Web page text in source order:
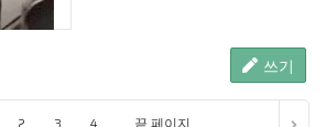
쓰기
... 끝 페이지